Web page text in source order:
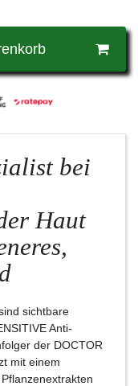
bei
Haut
sichtbare
Anti-
der DOCTOR
mit einem